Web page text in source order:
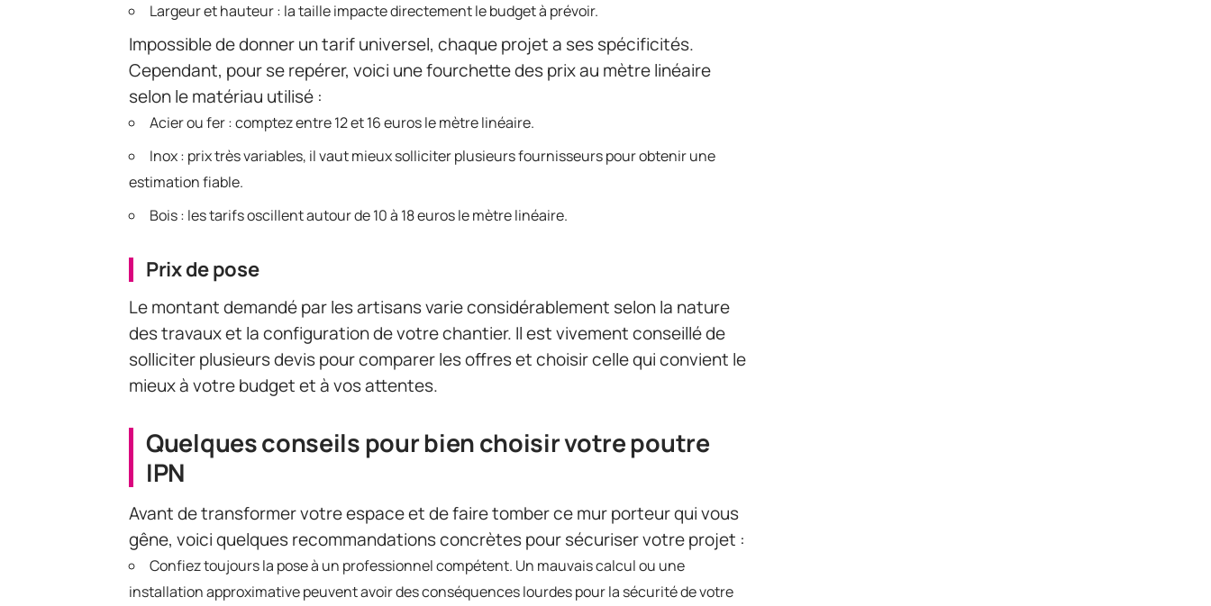
Largeur et hauteur : la taille impacte directement le budget à prévoir.
Impossible de donner un tarif universel, chaque projet a ses spécificités.
Cependant, pour se repérer, voici une fourchette des prix au mètre linéaire
selon le matériau utilisé :
Acier ou fer : comptez entre 12 et 16 euros le mètre linéaire.
Inox : prix très variables, il vaut mieux solliciter plusieurs fournisseurs pour obtenir une
estimation fiable.
Bois : les tarifs oscillent autour de 10 à 18 euros le mètre linéaire.
Prix de pose
Le montant demandé par les artisans varie considérablement selon la nature
des travaux et la configuration de votre chantier. Il est vivement conseillé de
solliciter plusieurs devis pour comparer les offres et choisir celle qui convient le
mieux à votre budget et à vos attentes.
Quelques conseils pour bien choisir votre poutre
IPN
Avant de transformer votre espace et de faire tomber ce mur porteur qui vous
gêne, voici quelques recommandations concrètes pour sécuriser votre projet :
Confiez toujours la pose à un professionnel compétent. Un mauvais calcul ou une
installation approximative peuvent avoir des conséquences lourdes pour la sécurité de votre